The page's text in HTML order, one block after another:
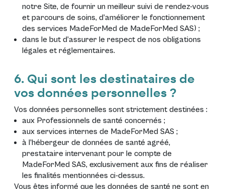
notre Site, de fournir un meilleur suivi de rendez-vous
et parcours de soins, d’améliorer le fonctionnement
des services MadeForMed de MadeForMed SAS) ;
dans le but d’assurer le respect de nos obligations
légales et réglementaires.
6. Qui sont les destinataires de
vos données personnelles ?
Vos données personnelles sont strictement destinées :
aux Professionnels de santé concernés ;
aux services internes de MadeForMed SAS ;
à l’hébergeur de données de santé agréé,
prestataire intervenant pour le compte de
MadeForMed SAS, exclusivement aux fins de réaliser
les finalités mentionnées ci-dessus.
Vous êtes informé que les données de santé ne sont en